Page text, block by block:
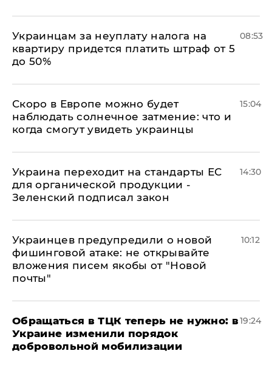
Украинцам за неуплату налога на
квартиру придется платить штраф от 5
до 50%
08:53
Скоро в Европе можно будет
наблюдать солнечное затмение: что и
когда смогут увидеть украинцы
15:04
Украина переходит на стандарты ЕС
для органической продукции -
Зеленский подписал закон
14:30
Украинцев предупредили о новой
фишинговой атаке: не открывайте
вложения писем якобы от "Новой
почты"
10:12
Обращаться в ТЦК теперь не нужно: в
Украине изменили порядок
добровольной мобилизации
19:24